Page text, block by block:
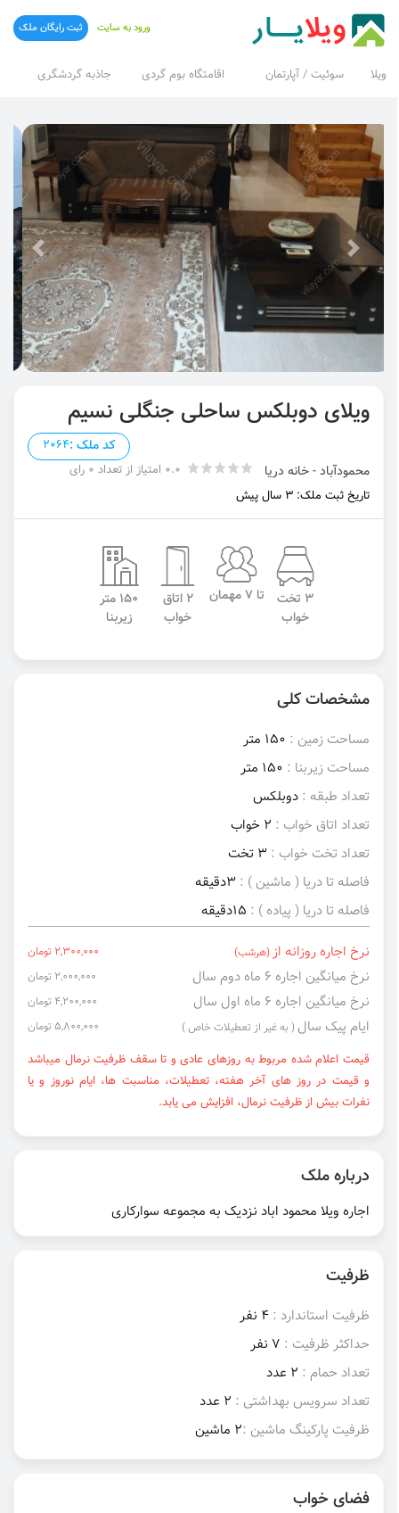
ویلا سوئیت / آپارتمان اقامتگاه بوم گردی جاذبه گردشگری
ورود به سایت ثبت رایگان ملک
ویلای دوبلکس ساحلی جنگلی نسیم
کد ملک :2064
محمودآباد - خانه دریا
0.0 امتیاز از تعداد 0 رای
تاریخ ثبت ملک: 3 سال پیش
3 تخت
خواب
تا 7 مهمان
2 اتاق
خواب
150 متر
زیربنا
مشخصات کلی
مساحت زمین : 150 متر
مساحت زیربنا : 150 متر
تعداد طبقه : دوبلکس
تعداد اتاق خواب : 2 خواب
تعداد تخت خواب : 3 تخت
فاصله تا دریا ( ماشین ) : 3دقیقه
فاصله تا دریا ( پیاده ) : 15دقیقه
نرخ اجاره روزانه از (هرشب) 2,300,000 تومان
نرخ میانگین اجاره ۶ ماه دوم سال 2,000,000 تومان
نرخ میانگین اجاره ۶ ماه اول سال 4,200,000 تومان
ایام پیک سال ( به غیر از تعطیلات خاص ) 5,800,000 تومان
قیمت اعلام شده مربوط به روزهای عادی و تا سقف ظرفیت نرمال میباشد
و قیمت در روز های آخر هفته، تعطیلات، مناسبت ها، ایام نوروز و یا
نفرات بیش از ظرفیت نرمال، افزایش می یابد.
درباره ملک
اجاره ویلا محمود اباد نزدیک به مجموعه سوارکاری
ظرفیت
ظرفیت استاندارد : 4 نفر
حداکثر ظرفیت : 7 نفر
تعداد حمام : 2 عدد
تعداد سرویس بهداشتی : 2 عدد
ظرفیت پارکینگ ماشین :2 ماشین
فضای خواب